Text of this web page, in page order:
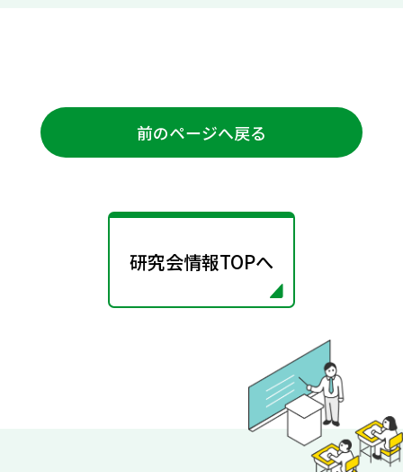
前のページへ戻る
研究会情報TOPへ